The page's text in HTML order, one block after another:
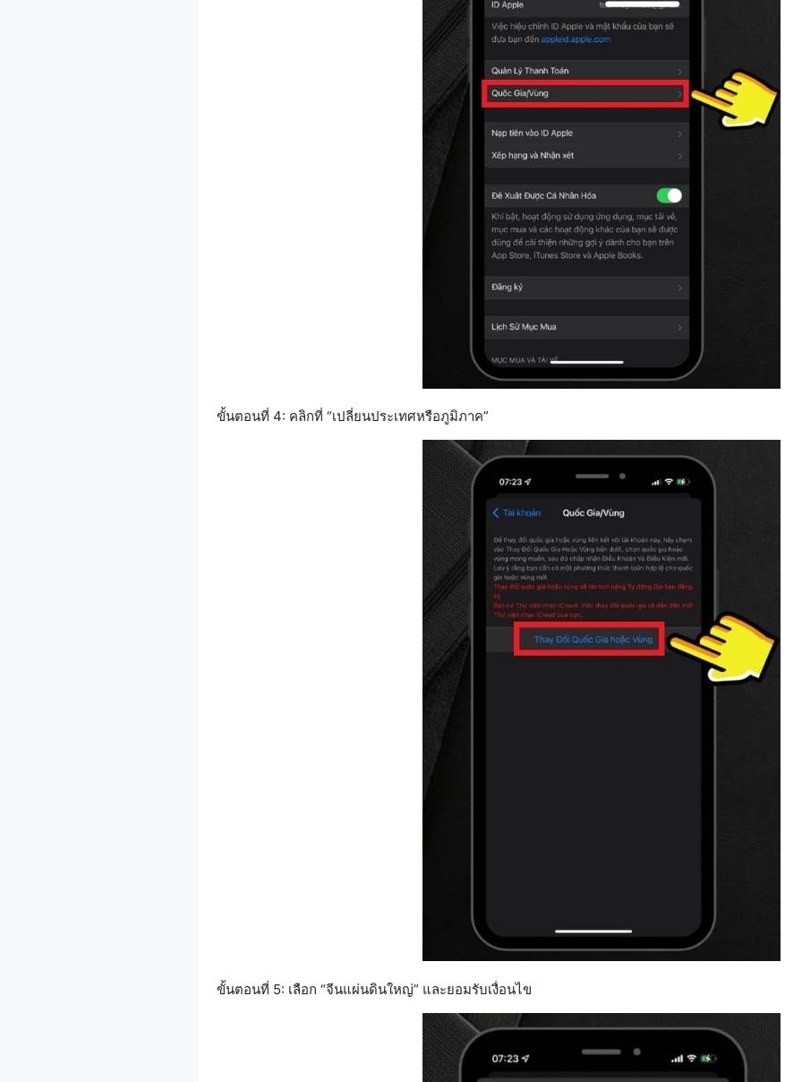
ขั้นตอนที่ 4: คลิกที่ “เปลี่ยนประเทศหรือภูมิภาค”
ขั้นตอนที่ 5: เลือก “จีนแผ่นดินใหญ่” และยอมรับเงื่อนไข